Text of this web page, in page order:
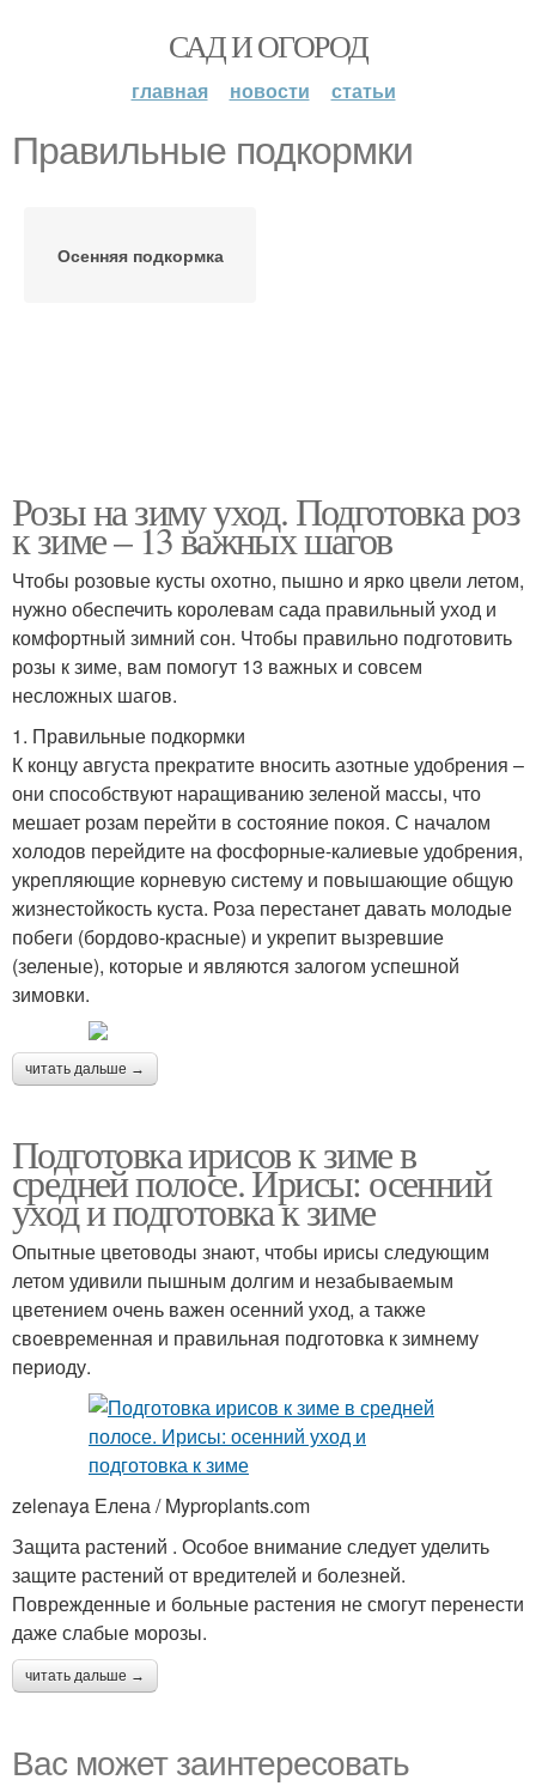
САД И ОГОРОД
главная новости статьи
Правильные подкормки
Осенняя подкормка
Розы на зиму уход. Подготовка роз
к зиме – 13 важных шагов
Чтобы розовые кусты охотно, пышно и ярко цвели летом,
нужно обеспечить королевам сада правильный уход и
комфортный зимний сон. Чтобы правильно подготовить
розы к зиме, вам помогут 13 важных и совсем
несложных шагов.
1. Правильные подкормки
К концу августа прекратите вносить азотные удобрения –
они способствуют наращиванию зеленой массы, что
мешает розам перейти в состояние покоя. С началом
холодов перейдите на фосфорные-калиевые удобрения,
укрепляющие корневую систему и повышающие общую
жизнестойкость куста. Роза перестанет давать молодые
побеги (бордово-красные) и укрепит вызревшие
(зеленые), которые и являются залогом успешной
зимовки.
читать дальше →
Подготовка ирисов к зиме в
средней полосе. Ирисы: осенний
уход и подготовка к зиме
Опытные цветоводы знают, чтобы ирисы следующим
летом удивили пышным долгим и незабываемым
цветением очень важен осенний уход, а также
своевременная и правильная подготовка к зимнему
периоду.
zelenaya Елена / Myproplants.com
Защита растений . Особое внимание следует уделить
защите растений от вредителей и болезней.
Поврежденные и больные растения не смогут перенести
даже слабые морозы.
читать дальше →
Вас может заинтересовать